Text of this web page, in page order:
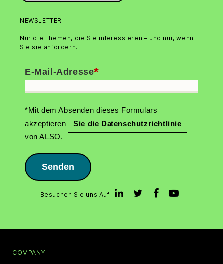
NEWSLETTER
Nur die Themen, die Sie interessieren – und nur, wenn
Sie sie anfordern.
*
E-Mail-Adresse
*Mit dem Absenden dieses Formulars
akzeptieren
Sie die Datenschutzrichtlinie
von ALSO.
Senden
Besuchen Sie uns Auf
COMPANY